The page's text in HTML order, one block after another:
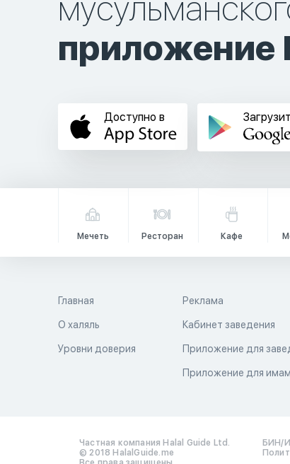
приложение
Доступно в
Мечеть Ресторан Кафе
Главная
О халяль
Уровни доверия
Реклама
Кабинет заведения
Приложение для
Приложение для
Частная компания Halal Guide Ltd.
© 2018 HalalGuide.me
БИН/